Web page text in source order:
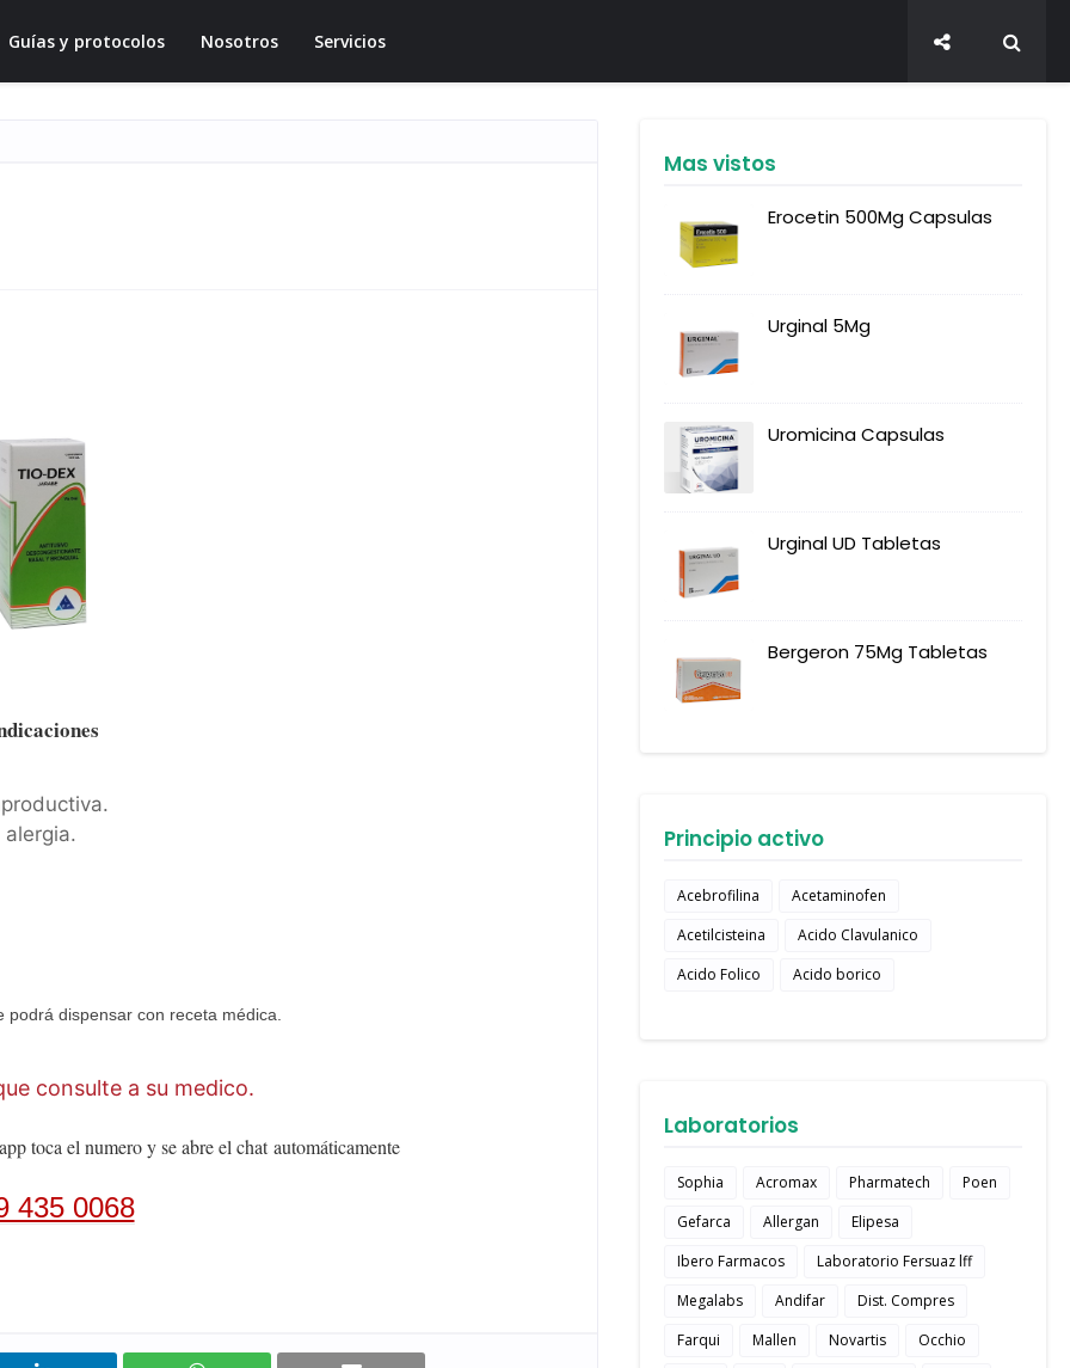
Guías y protocolos Nosotros Servicios
podrá dispensar con receta médica.
consulte a su medico.
toca el numero y se abre el chatautomáticamente
435 0068
Mas vistos
Erocetin 500Mg Capsulas
Urginal 5Mg
Uromicina Capsulas
Urginal UD Tabletas
Bergeron 75Mg Tabletas
Principio activo
Acebrofilina
Acetaminofen
Acetilcisteina
Acido Clavulanico
Acido Folico
Acido borico
Laboratorios
Sophia Acromax Pharmatech
Poen
Gefarca
Allergan
Elipesa
Ibero Farmacos
Laboratorio Fersuaz lff
Megalabs
Andifar
Dist. Compres
Farqui
Mallen Novartis
Occhio